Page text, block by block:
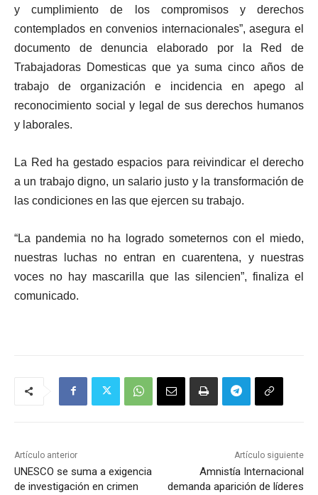
y cumplimiento de los compromisos y derechos
contemplados en convenios internacionales”, asegura el
documento de denuncia elaborado por la Red de
Trabajadoras Domesticas que ya suma cinco años de
trabajo de organización e incidencia en apego al
reconocimiento social y legal de sus derechos humanos
y laborales.
La Red ha gestado espacios para reivindicar el derecho
a un trabajo digno, un salario justo y la transformación de
las condiciones en las que ejercen su trabajo.
“La pandemia no ha logrado someternos con el miedo,
nuestras luchas no entran en cuarentena, y nuestras
voces no hay mascarilla que las silencien”, finaliza el
comunicado.
Artículo anterior
UNESCO se suma a exigencia
de investigación en crimen
Artículo siguiente
Amnistía Internacional
demanda aparición de líderes